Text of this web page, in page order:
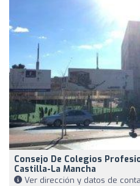
Consejo De Colegios
Castilla-La Mancha
Ver dirección y datos de